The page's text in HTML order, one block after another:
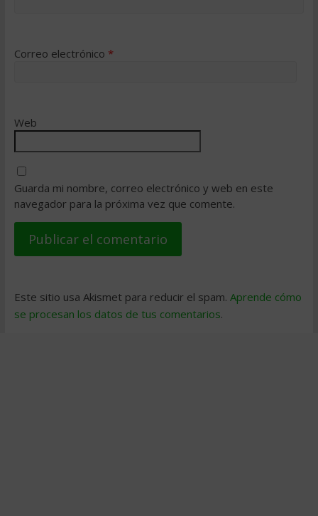
Correo electrónico *
Web
Guarda mi nombre, correo electrónico y web en este
navegador para la próxima vez que comente.
Este sitio usa Akismet para reducir el spam. Aprende cómo
se procesan los datos de tus comentarios.